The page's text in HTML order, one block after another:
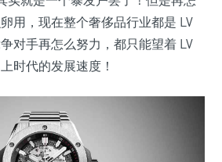
用，现在整个奢侈品行业都是 LV
对手再怎么努力，都只能望着 LV
时代的发展速度！